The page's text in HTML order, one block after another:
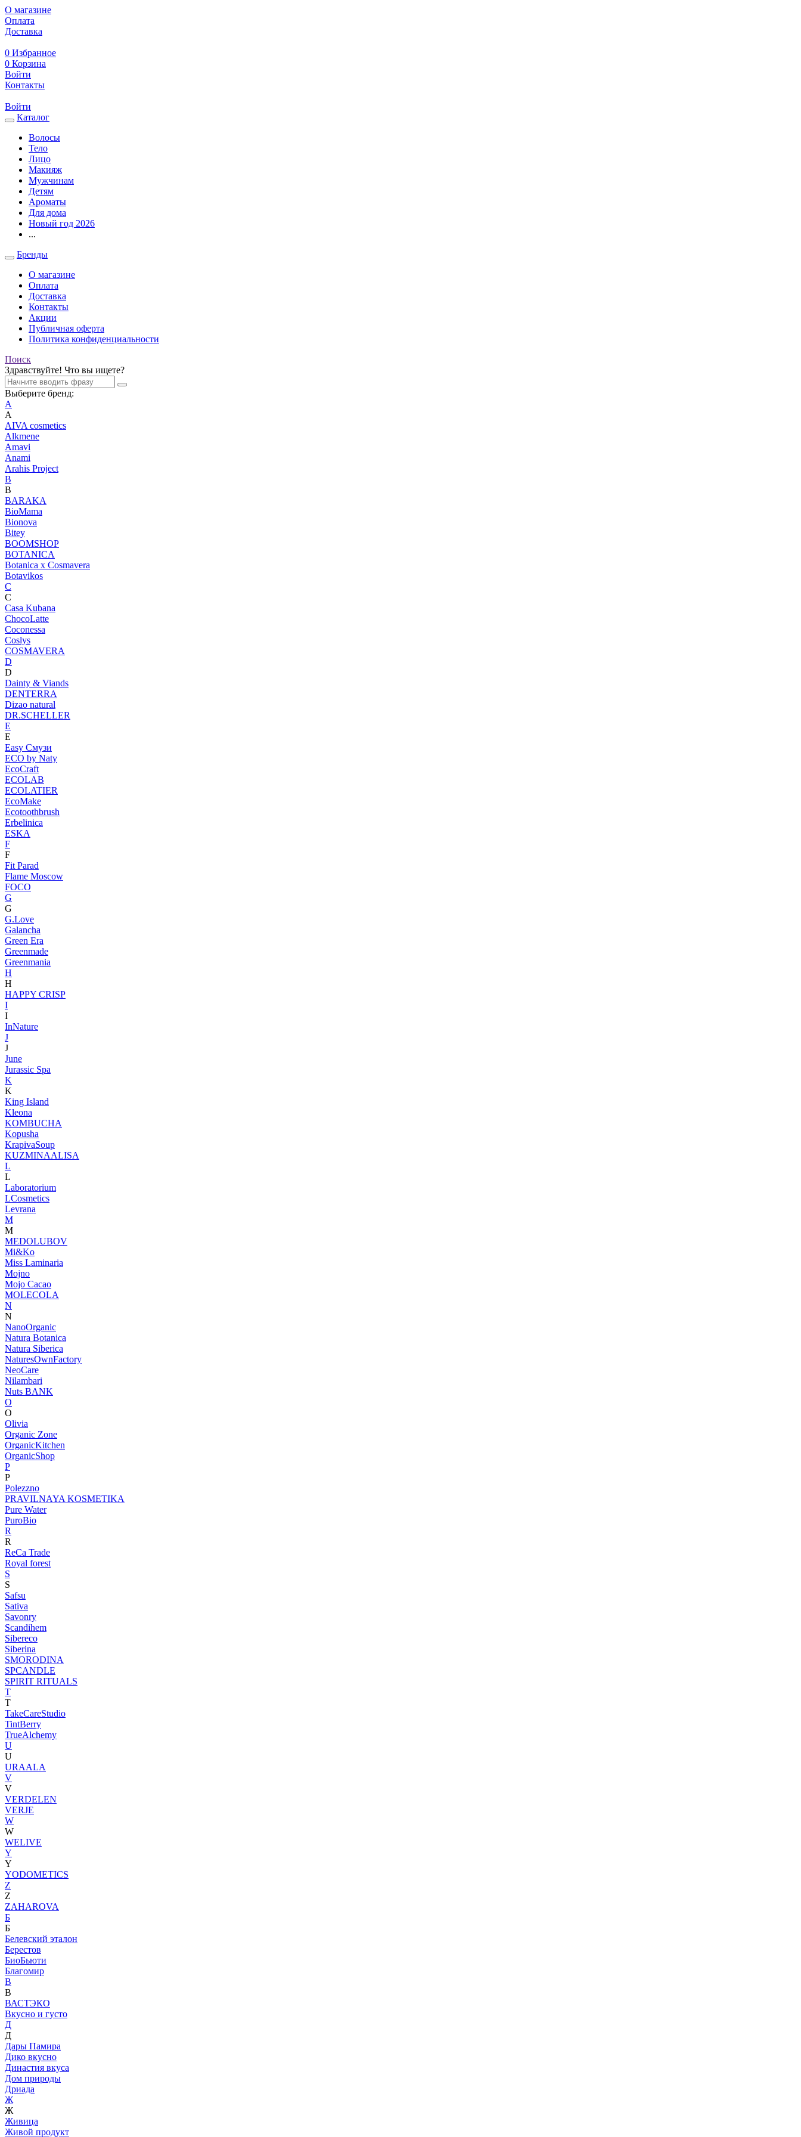
О магазине
Оплата
Доставка
0 Избранное
0 Корзина
Войти
Контакты
Войти
Каталог
Волосы
Тело
Лицо
Макияж
Мужчинам
Детям
Ароматы
Для дома
Новый год 2026
...
Бренды
О магазине
Оплата
Доставка
Контакты
Акции
Публичная оферта
Политика конфиденциальности
Поиск
Здравствуйте! Что вы ищете?
Выберите бренд:
A
A
AIVA cosmetics
Alkmene
Amavi
Anami
Arahis Project
B
B
BARAKA
BioMama
Bionova
Bitey
BOOMSHOP
BOTANICA
Botanica х Cosmavera
Botavikos
C
C
Casa Kubana
ChocoLatte
Coconessa
Coslys
COSMAVERA
D
D
Dainty & Viands
DENTERRA
Dizao natural
DR.SCHELLER
E
E
Easy Смузи
ECO by Naty
EcoCraft
ECOLAB
ECOLATIER
EcoMake
Ecotoothbrush
Erbelinica
ESKA
F
F
Fit Parad
Flame Moscow
FOCO
G
G
G.Love
Galancha
Green Era
Greenmade
Greenmania
H
H
HAPPY CRISP
I
I
InNature
J
J
June
Jurassic Spa
K
K
King Island
Kleona
KOMBUCHA
Kopusha
KrapivaSoup
KUZMINAALISA
L
L
Laboratorium
LCosmetics
Levrana
M
M
MEDOLUBOV
Mi&Ko
Miss Laminaria
Mojno
Mojo Cacao
MOLECOLA
N
N
NanoOrganic
Natura Botanica
Natura Siberica
NaturesOwnFactory
NeoCare
Nilambari
Nuts BANK
O
O
Olivia
Organic Zone
OrganicKitchen
OrganicShop
P
P
Polezzno
PRAVILNAYA KOSMETIKA
Pure Water
PuroBio
R
R
ReCa Trade
Royal forest
S
S
Safsu
Sativa
Savonry
Scandihem
Sibereco
Siberina
SMORODINA
SPCANDLE
SPIRIT RITUALS
T
T
TakeCareStudio
TintBerry
TrueAlchemy
U
U
URAALA
V
V
VERDELEN
VERJE
W
W
WELIVE
Y
Y
YODOMETICS
Z
Z
ZAHAROVA
Б
Б
Белевский эталон
Берестов
БиоБьюти
Благомир
В
В
ВАСТЭКО
Вкусно и густо
Д
Д
Дары Памира
Дико вкусно
Династия вкуса
Дом природы
Дриада
Ж
Ж
Живица
Живой продукт